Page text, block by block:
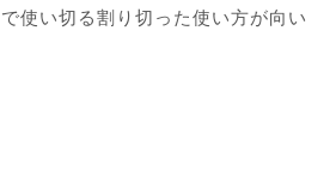
使い切る割り切った使い方が向い